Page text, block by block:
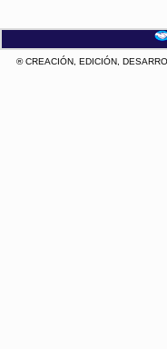
TU
® CREACIÓN, EDICIÓN,